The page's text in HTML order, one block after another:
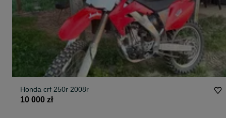
Honda crf 250r 2008r
10 000 zł